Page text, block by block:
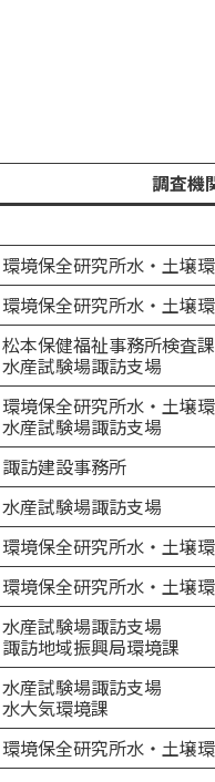
調査機
環境保全研究所水・土壌
環境保全研究所水・土壌
松本保健福祉事務所検査課
水産試験場諏訪支場
環境保全研究所水・土壌
水産試験場諏訪支場
諏訪建設事務所
水産試験場諏訪支場
環境保全研究所水・土壌
環境保全研究所水・土壌
水産試験場諏訪支場
諏訪地域振興局環境課
水産試験場諏訪支場
水大気環境課
環境保全研究所水・土壌